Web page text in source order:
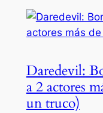
Daredevil:
a 2 actores
un truco)